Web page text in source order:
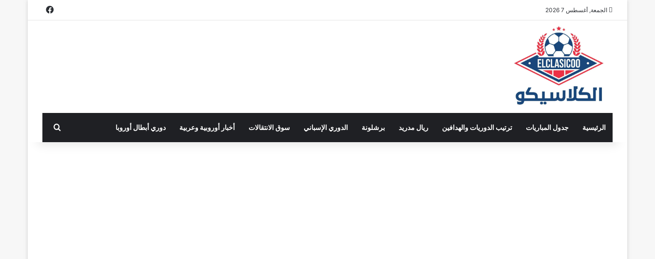
الجمعة, أغسطس 7 2026 فيسبوك
الرئيسية جدول المباريات ترتيب الدوريات والهدافين ريال مدريد برشلونة الدوري الإسباني سوق الانتقالات أخبار أوروبية وعربية دوري أبطال أوروبا بحث عن